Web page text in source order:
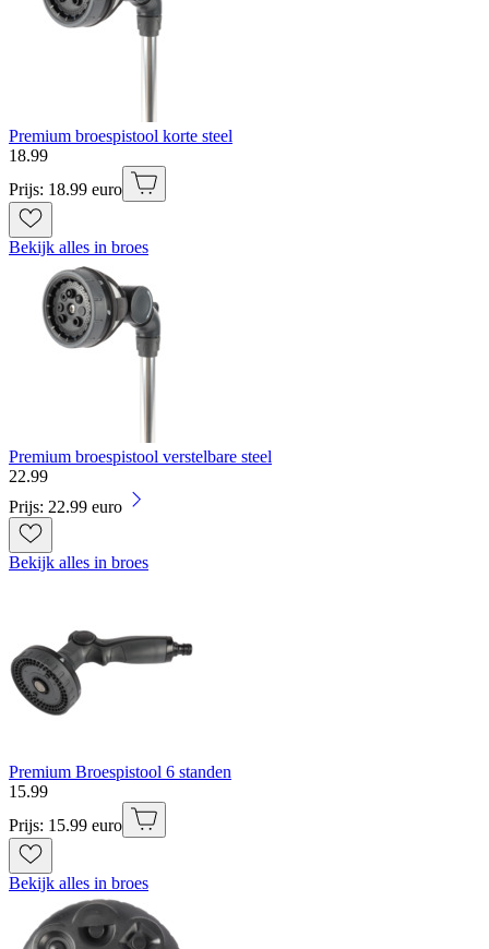
Premium broespistool korte steel
18.99
Prijs: 18.99 euro
Bekijk alles in broes
Premium broespistool verstelbare steel
22.99
Prijs: 22.99 euro
Bekijk alles in broes
Premium Broespistool 6 standen
15.99
Prijs: 15.99 euro
Bekijk alles in broes